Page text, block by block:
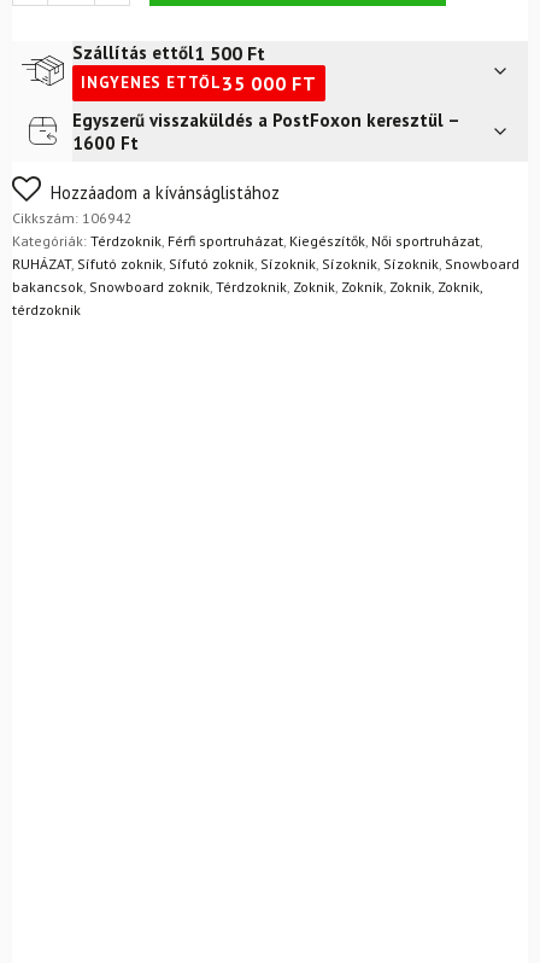
ezüstionokkal
35°C
Szállítás ettől1 500 Ft
INGYENES ETTŐL35 000 FT
Futár a címre2 400
FoxPost
Egyszerű visszaküldés a PostFoxon keresztül –
1600 Ft
Nem biztos a választásában? Semmi gond – a terméket
egyszerűen visszaküldheti 14 napon belül, indoklás nélkül.
Mik a visszaküldés feltételei?
Hozzáadom a kívánságlistához
Cikkszám: 106942
Kategóriák: Térdzoknik Férfi sportruházat Kiegészítők Női sportruházat
RUHÁZAT, Sífutó zoknik Sífutó zoknik Sízoknik Sízoknik Sízoknik Snowboard
bakancsok Snowboard zoknik Térdzoknik Zoknik Zoknik Zoknik Zoknik,
térdzoknik